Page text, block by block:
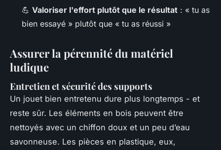
💪 Valoriser l'effort plutôt que le résultat : « tu as
bien essayé » plutôt que « tu as réussi »
Assurer la pérennité du matériel
ludique
Entretien et sécurité des supports
Un jouet bien entretenu dure plus longtemps - et
reste sûr. Les éléments en bois peuvent être
nettoyés avec un chiffon doux et un peu d’eau
savonneuse. Les pièces en plastique, eux,